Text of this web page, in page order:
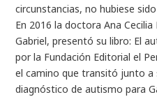
circunstancias, no hubiese
En 2016 la doctora Ana
Gabriel, presentó su libro: El
por la Fundación Editorial el
el camino que transitó junto a
diagnóstico de autismo para